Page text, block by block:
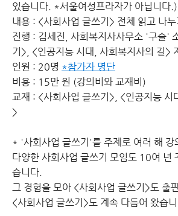
있습니다. *서울여성프라자가 아닙니다.)
내용 : <사회사업 글쓰기> 전체 읽고 나누
진행 : 김세진, 사회복지사사무소 '구슬'
기>, <인공지능 시대, 사회복지사의 길>
인원 : 20명 *참가자 명단
비용 : 15만 원 (강의비와 교재비)
교재 : <사회사업 글쓰기>, <인공지능 시
>
* '사회사업 글쓰기'를 주제로 여러 해 강
다양한 사회사업 글쓰기 모임도 10여 년
습니다.
그 경험을 모아 <사회사업 글쓰기>도 출
<사회사업 글쓰기>도 계속 다듬어 왔습